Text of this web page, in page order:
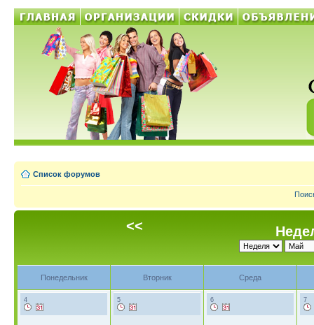
Список форумов
<<
Понедельник Вторник Среда
4 5 6 7